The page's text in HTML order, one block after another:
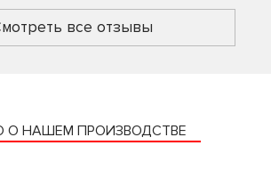
все отзывы
О НАШЕМ ПРОИЗВОДСТВЕ